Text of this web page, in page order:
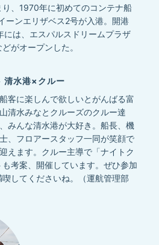
り、1970年に初めてのコンテナ船
ーンエリザベス2号が入港。開港
は、エスパルスドリームプラザ
がオープンした。
清水港×クルー
客に楽しんで欲しいとがんばる富
清水みなとクルーズのクルー達
みんな清水港が大好き。船長、機
、フロアースタッフ一同が笑顔で
えます。クルー主導で「ナイトク
考案、開催しています。ぜひ参加
してくださいね。（運航管理部